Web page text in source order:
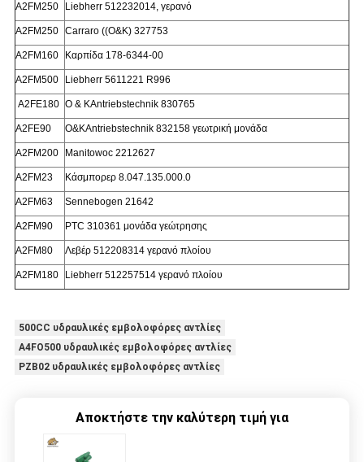
Α2FM250 Liebherr 512232014, γερανό
Α2FM250 Carraro ((O&K) 327753
Α2FM160 Καρπίδα 178-6344-00
Α2FM500 Liebherr 5611221 R996
Α2FE180 Ο & KAntriebstechnik 830765
Α2FE90 O&KAntriebstechnik 832158 γεωτρική μονάδα
Α2FM200 Manitowoc 2212627
Α2FM23 Κάσμπορερ 8.047.135.000.0
Α2FM63 Sennebogen 21642
Α2FM90 PTC 310361 μονάδα γεώτρησης
Α2FM80 Λεβέρ 512208314 γερανό πλοίου
Α2FM180 Liebherr 512257514 γερανό πλοίου
500CC υδραυλικές εμβολοφόρες αντλίες
A4FO500 υδραυλικές εμβολοφόρες αντλίες
PZB02 υδραυλικές εμβολοφόρες αντλίες
Αποκτήστε την καλύτερη τιμή για